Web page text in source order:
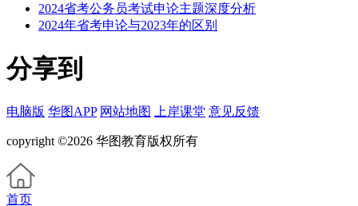
2024省考公务员考试申论主题深度分析
2024年省考申论与2023年的区别
分享到
电脑版 华图APP 网站地图 上岸课堂 意见反馈
copyright ©2026 华图教育版权所有
首页